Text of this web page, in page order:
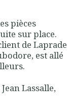
pièces
sur place.
de Laprade
est allé
Lassalle,